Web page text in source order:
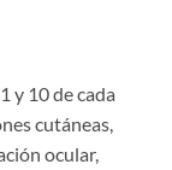
y 10 de cada
cutáneas,
ocular,